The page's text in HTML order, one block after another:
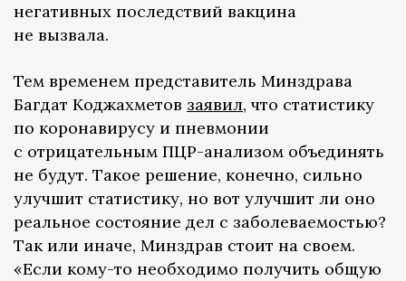
негативных последствий вакцина
не вызвала.
Тем временем представитель Минздрава
Багдат Коджахметов заявил, что статистику
по коронавирусу и пневмонии
с отрицательным ПЦР-анализом объединять
не будут. Такое решение, конечно, сильно
улучшит статистику, но вот улучшит ли оно
реальное состояние дел с заболеваемостью?
Так или иначе, Минздрав стоит на своем.
«Если кому-то необходимо получить общую